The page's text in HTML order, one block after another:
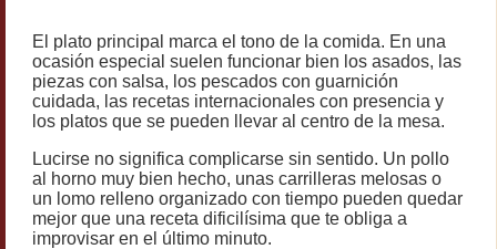
El plato principal marca el tono de la comida. En una
ocasión especial suelen funcionar bien los asados, las
piezas con salsa, los pescados con guarnición
cuidada, las recetas internacionales con presencia y
los platos que se pueden llevar al centro de la mesa.
Lucirse no significa complicarse sin sentido. Un pollo
al horno muy bien hecho, unas carrilleras melosas o
un lomo relleno organizado con tiempo pueden quedar
mejor que una receta dificilísima que te obliga a
improvisar en el último minuto.